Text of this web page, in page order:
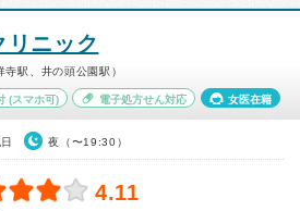
リニック
駅、井の頭公園駅）
(スマホ可) 電子処方せん対応 女医在籍
夜（〜19:30）
4.11